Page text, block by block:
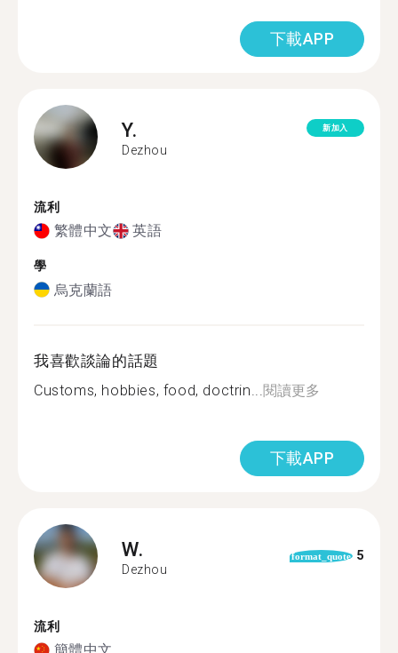
下載APP
Y.
Dezhou
新加入
流利
繁體中文 英語
學
烏克蘭語
我喜歡談論的話題
Customs, hobbies, food, doctrin... 閱讀更多
下載APP
W.
Dezhou
format_quote 5
流利